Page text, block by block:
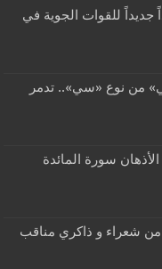
جديداً للقوات الجوية في
من نوع «سي».. تدمر
سورة المائدة
من شعراء و ذاكري مناقب